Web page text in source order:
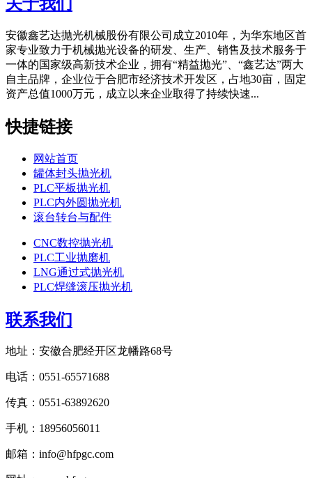
安徽鑫艺达抛光机械股份有限公司成立2010年，为华东地区首
家专业致力于机械抛光设备的研发、生产、销售及技术服务于
一体的国家级高新技术企业，拥有“精益抛光”、“鑫艺达”两大
自主品牌，企业位于合肥市经济技术开发区，占地30亩，固定
资产总值1000万元，成立以来企业取得了持续快速...
快捷链接
网站首页
罐体封头抛光机
PLC平板抛光机
PLC内外圆抛光机
滚台转台与配件
CNC数控抛光机
PLC工业抛磨机
LNG通过式抛光机
PLC焊缝滚压抛光机
联系我们
地址：安徽合肥经开区龙幡路68号
电话：0551-65571688
传真：0551-63892620
手机：18956056011
邮箱：info@hfpgc.com